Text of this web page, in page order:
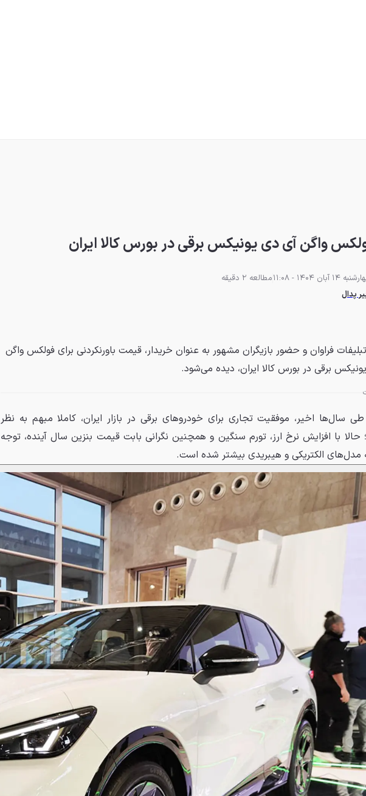
واگن آی دی یونیکس برقی در بورس کالا ایران
14 آبان 1404 - 11:08
مطالعه 2 دقیقه
پدال
فراوان و حضور بازیگران مشهور به عنوان خریدار، قیمت باورنکردنی برای فولکس واگن
برقی در بورس کالا ایران، دیده می‌شود.
سال‌ها اخیر، موفقیت تجاری برای خودروهای برقی در بازار ایران، کاملا مبهم به نظر
حالا با افزایش نرخ ارز، تورم سنگین و همچنین نگرانی بابت قیمت بنزین سال آینده، توجه
مدل‌های الکتریکی و هیبریدی بیشتر شده است.